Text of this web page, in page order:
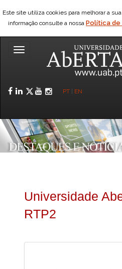
Este site utiliza cookies para melhorar a
informação consulte a nossa Política de
Toggle
Facebook
LinkedIn
Twitter
YouTube
Instagram
PT EN
Universidade
RTP2